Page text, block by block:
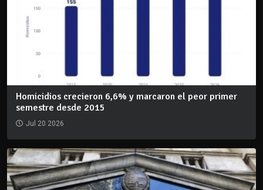
Homicidios crecieron 6,6% y marcaron el peor primer
semestre desde 2015
Jul 20 2026